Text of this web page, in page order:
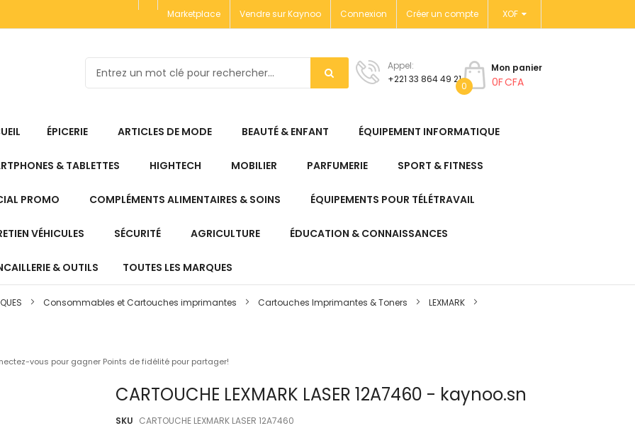
XOF
Marketplace Vendre sur Kaynoo Connexion
Créer un compte
Mon panier
0F CFA
0
Appel:
+221 33 864 49 21
ÉPICERIE ARTICLES DE MODE BEAUTÉ & ENFANT ÉQUIPEMENT INFORMATIQUE
& TABLETTES HIGHTECH MOBILIER PARFUMERIE SPORT & FITNESS
PROMO COMPLÉMENTS ALIMENTAIRES & SOINS ÉQUIPEMENTS POUR TÉLÉTRAVAIL
VÉHICULES SÉCURITÉ AGRICULTURE ÉDUCATION & CONNAISSANCES
& OUTILS TOUTES LES MARQUES
Consommables et Cartouches imprimantes Cartouches Imprimantes & Toners
LEXMARK
vous pour gagner Points de fidélité pour partager!
CARTOUCHE LEXMARK LASER 12A7460 - kaynoo.sn
SKU CARTOUCHE LEXMARK LASER 12A7460